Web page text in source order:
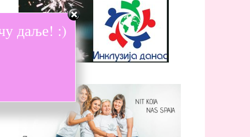
даље! :)